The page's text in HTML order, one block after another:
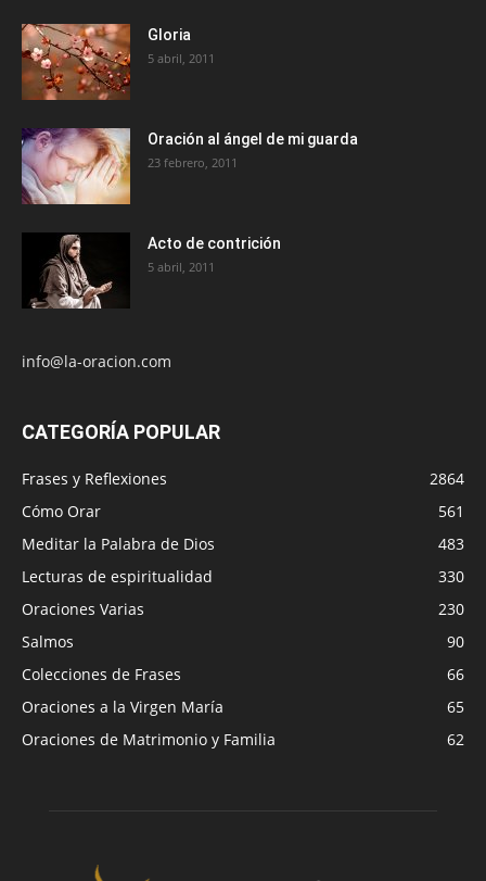
Gloria
5 abril, 2011
Oración al ángel de mi guarda
23 febrero, 2011
Acto de contrición
5 abril, 2011
info@la-oracion.com
CATEGORÍA POPULAR
Frases y Reflexiones
2864
Cómo Orar
561
Meditar la Palabra de Dios
483
Lecturas de espiritualidad
330
Oraciones Varias
230
Salmos
90
Colecciones de Frases
66
Oraciones a la Virgen María
65
Oraciones de Matrimonio y Familia
62